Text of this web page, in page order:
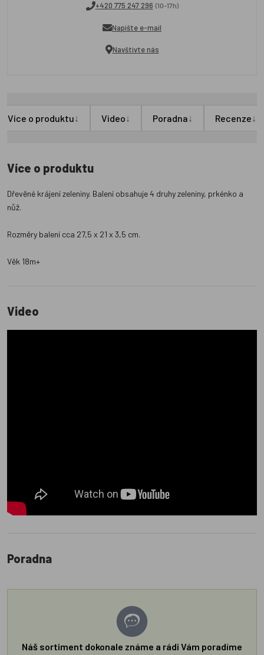
+420 775 247 296 (10-17h)
Napište e-mail
Navštivte nás
Více o produktu↓ Video↓ Poradna↓ Recenze↓
Více o produktu
Dřevěné krájení zeleniny. Balení obsahuje 4 druhy zeleniny, prkénko a
nůž.
Rozměry balení cca 27,5 x 21 x 3,5 cm.
Věk 18m+
Video
Poradna
Náš sortiment dokonale známe a rádi Vám poradíme